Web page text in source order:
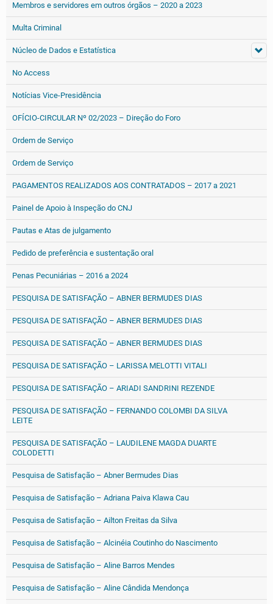
Membros e servidores em outros órgãos – 2020 a 2023
Multa Criminal
Núcleo de Dados e Estatística
No Access
Notícias Vice-Presidência
OFÍCIO-CIRCULAR Nº 02/2023 – Direção do Foro
Ordem de Serviço
Ordem de Serviço
PAGAMENTOS REALIZADOS AOS CONTRATADOS – 2017 a 2021
Painel de Apoio à Inspeção do CNJ
Pautas e Atas de julgamento
Pedido de preferência e sustentação oral
Penas Pecuniárias – 2016 a 2024
PESQUISA DE SATISFAÇÃO – ABNER BERMUDES DIAS
PESQUISA DE SATISFAÇÃO – ABNER BERMUDES DIAS
PESQUISA DE SATISFAÇÃO – ABNER BERMUDES DIAS
PESQUISA DE SATISFAÇÃO – LARISSA MELOTTI VITALI
PESQUISA DE SATISFAÇÃO – ARIADI SANDRINI REZENDE
PESQUISA DE SATISFAÇÃO – FERNANDO COLOMBI DA SILVA
LEITE
PESQUISA DE SATISFAÇÃO – LAUDILENE MAGDA DUARTE
COLODETTI
Pesquisa de Satisfação – Abner Bermudes Dias
Pesquisa de Satisfação – Adriana Paiva Klawa Cau
Pesquisa de Satisfação – Ailton Freitas da Silva
Pesquisa de Satisfação – Alcinéia Coutinho do Nascimento
Pesquisa de Satisfação – Aline Barros Mendes
Pesquisa de Satisfação – Aline Cândida Mendonça